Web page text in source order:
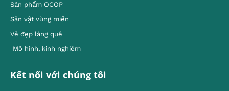
Sản phẩm OCOP
Sản vật vùng miền
Vẻ đẹp làng quê
Mô hình, kinh nghiêm
Kết nối với chúng tôi